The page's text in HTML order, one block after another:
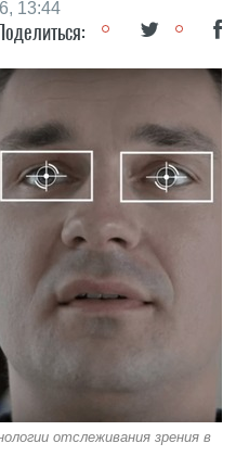
13:44
отслеживания зрения в